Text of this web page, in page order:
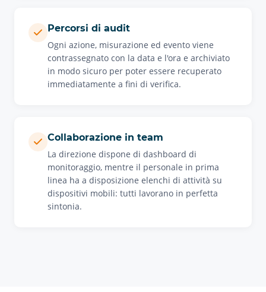
Percorsi di audit
Ogni azione, misurazione ed evento viene
contrassegnato con la data e l'ora e archiviato
in modo sicuro per poter essere recuperato
immediatamente a fini di verifica.
Collaborazione in team
La direzione dispone di dashboard di
monitoraggio, mentre il personale in prima
linea ha a disposizione elenchi di attività su
dispositivi mobili: tutti lavorano in perfetta
sintonia.